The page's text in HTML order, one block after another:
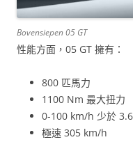
Bovensiepen 05 GT
性能方面，05 GT 擁有：
800 匹馬力
1100 Nm 最大扭力
0-100 km/h 少於
極速 305 km/h